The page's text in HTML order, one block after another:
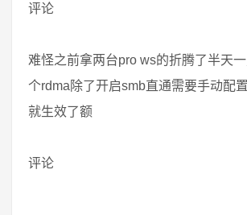
评论
难怪之前拿两台pro ws的折腾了半天
个rdma除了开启smb直通需要手动配
就生效了额
评论